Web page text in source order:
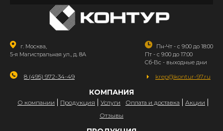
г. Москва,
5-я Магистральная ул., д. 8А
Пн-Чт - с 9:00 до 18:00
Пт - с 9:00 до 17:00
Сб-Вс - выходные дни
8 (495) 972-34-49 krep@kontur-97.ru
КОМПАНИЯ
О компании Продукция Услуги Оплата и доставка
Акции
Отзывы